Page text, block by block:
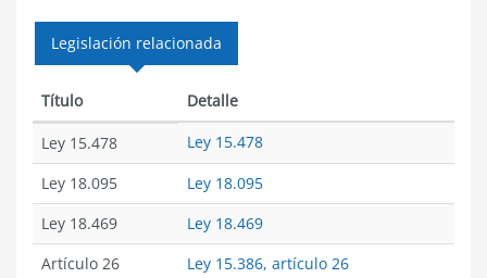
Legislación relacionada
Título Detalle
Ley 15.478
Ley 15.478
Ley 18.095
Ley 18.095
Ley 18.469
Ley 18.469
Artículo 26
Ley 15.386, artículo 26